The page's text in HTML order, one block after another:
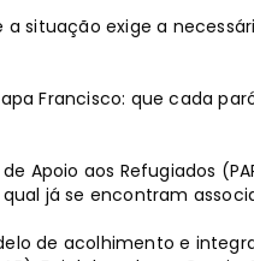
situação exige a
Francisco: que cada
Apoio aos Refugiados
já se encontram
de acolhimento e